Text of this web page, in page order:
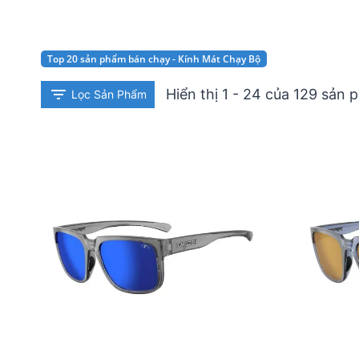
Top 20 sản phẩm bán chạy - Kính Mát Chạy Bộ
Lọc Sản Phẩm Hiển thị 1 - 24 của 129 sản